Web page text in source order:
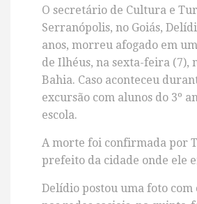
O secretário de Cultura e
Serranópolis, no Goiás,
anos, morreu afogado em
de Ilhéus, na sexta-feira (7),
Bahia. Caso aconteceu
excursão com alunos do 3º
escola.
A morte foi confirmada por
prefeito da cidade onde ele
Delídio postou uma foto com